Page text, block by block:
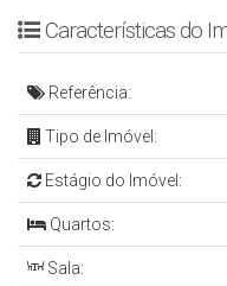
- 1 Demi Suíte
- 1 Quarto
- Banheiro social
- Sala de Estar e
- Sacada
- Ampla Área de
- Todos os
Instalado e
Características do
Referência:
Tipo de Imóvel:
Estágio do Imóvel:
Quartos:
Sala: